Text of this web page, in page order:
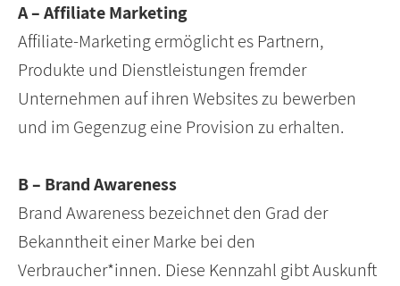
A – Affiliate Marketing
Affiliate-Marketing ermöglicht es Partnern,
Produkte und Dienstleistungen fremder
Unternehmen auf ihren Websites zu bewerben
und im Gegenzug eine Provision zu erhalten.
B – Brand Awareness
Brand Awareness bezeichnet den Grad der
Bekanntheit einer Marke bei den
Verbraucher*innen. Diese Kennzahl gibt Auskunft